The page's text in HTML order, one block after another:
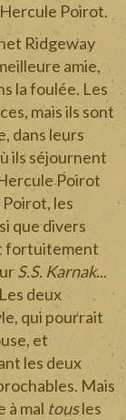
Poirot.
Ridgeway
amie,
la foulée. Les
mais ils sont
dans leurs
ils séjournent
Poirot
les
que divers
fortuitement
S.S. Karnak...
deux
qui pourrait
et
les deux
Mais
à mal tousles